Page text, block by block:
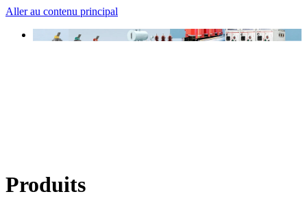
Aller au contenu principal
Produits